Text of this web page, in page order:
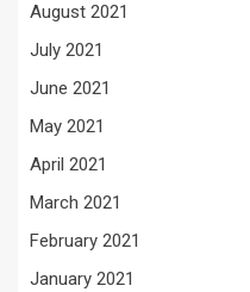
August 2021
July 2021
June 2021
May 2021
April 2021
March 2021
February 2021
January 2021